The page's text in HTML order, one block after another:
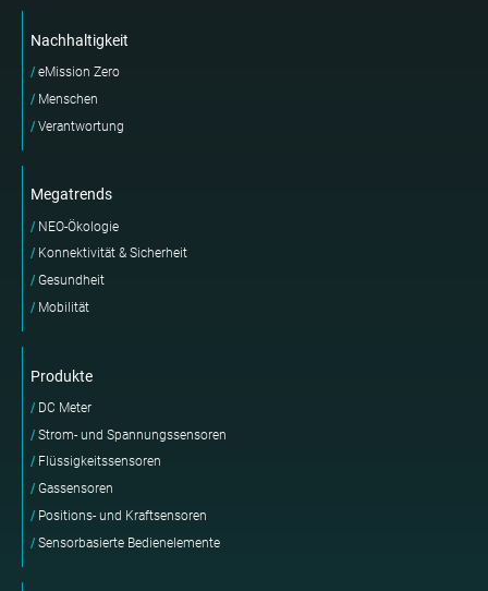
Nachhaltigkeit
eMission Zero
Menschen
Verantwortung
Megatrends
NEO-Ökologie
Konnektivität & Sicherheit
Gesundheit
Mobilität
Produkte
DC Meter
Strom- und Spannungssensoren
Flüssigkeitssensoren
Gassensoren
Positions- und Kraftsensoren
Sensorbasierte Bedienelemente